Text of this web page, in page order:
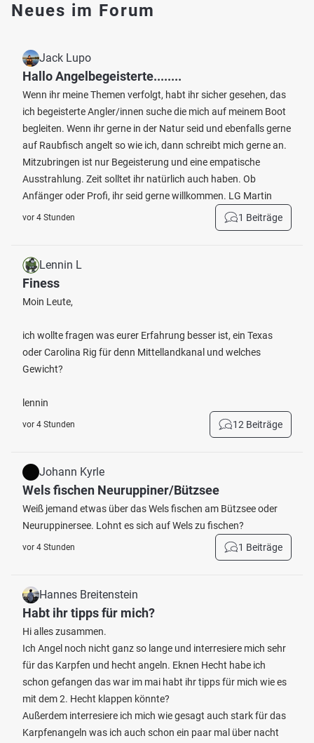
Neues im Forum
Jack Lupo
Hallo Angelbegeisterte........
Wenn ihr meine Themen verfolgt, habt ihr sicher gesehen, das
ich begeisterte Angler/innen suche die mich auf meinem Boot
begleiten. Wenn ihr gerne in der Natur seid und ebenfalls gerne
auf Raubfisch angelt so wie ich, dann schreibt mich gerne an.
Mitzubringen ist nur Begeisterung und eine empatische
Ausstrahlung. Zeit solltet ihr natürlich auch haben. Ob
Anfänger oder Profi, ihr seid gerne willkommen. LG Martin
vor 4 Stunden 1 Beiträge
Lennin L
Finess
Moin Leute,
ich wollte fragen was eurer Erfahrung besser ist, ein Texas
oder Carolina Rig für denn Mittellandkanal und welches
Gewicht?
lennin
vor 4 Stunden 12 Beiträge
Johann Kyrle
Wels fischen Neuruppiner/Bützsee
Weiß jemand etwas über das Wels fischen am Bützsee oder
Neuruppinersee. Lohnt es sich auf Wels zu fischen?
vor 4 Stunden 1 Beiträge
Hannes Breitenstein
Habt ihr tipps für mich?
Hi alles zusammen.
Ich Angel noch nicht ganz so lange und interresiere mich sehr
für das Karpfen und hecht angeln. Eknen Hecht habe ich
schon gefangen das war im mai habt ihr tipps für mich wie es
mit dem 2. Hecht klappen könnte?
Außerdem interresiere ich mich wie gesagt auch stark für das
Karpfenangeln was ich auch schon ein paar mal über nacht